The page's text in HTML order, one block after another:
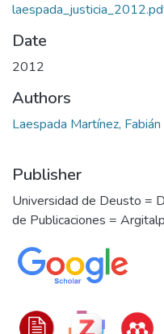
Date
2012
Authors
Laespada Martínez, Fabián
Publisher
Universidad de Deusto =
de Publicaciones =